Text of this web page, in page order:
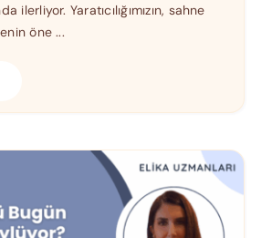
ilerliyor. Yaratıcılığımızın, sahne
öne ...